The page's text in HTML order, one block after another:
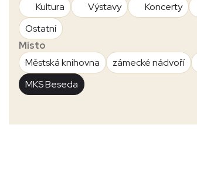
Kultura
Výstavy Koncerty
Ostatní
Místo
Městská knihovna
zámecké nádvoří
MKS Beseda